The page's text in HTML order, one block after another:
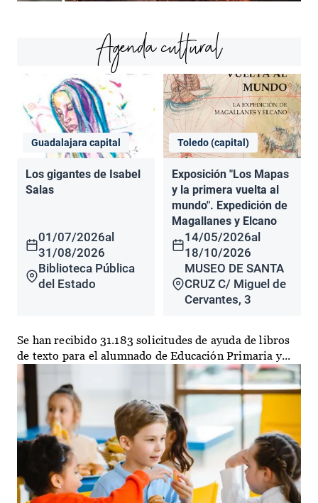
Agenda cultural
Guadalajara capital
Los gigantes de Isabel
Salas
01/07/2026al
31/08/2026
Biblioteca Pública
del Estado
Toledo (capital)
Exposición "Los Mapas
y la primera vuelta al
mundo". Expedición de
Magallanes y Elcano
14/05/2026al
18/10/2026
MUSEO DE SANTA
CRUZ C/ Miguel de
Cervantes, 3
Se han recibido 31.183 solicitudes de ayuda de libros
de texto para el alumnado de Educación Primaria y...